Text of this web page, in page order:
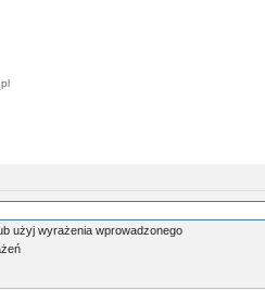
użyj wyrażenia wprowadzonego